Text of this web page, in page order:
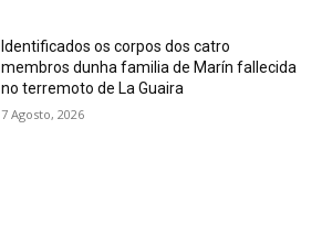
Identificados os corpos dos catro
membros dunha familia de Marín fallecida
no terremoto de La Guaira
7 Agosto, 2026